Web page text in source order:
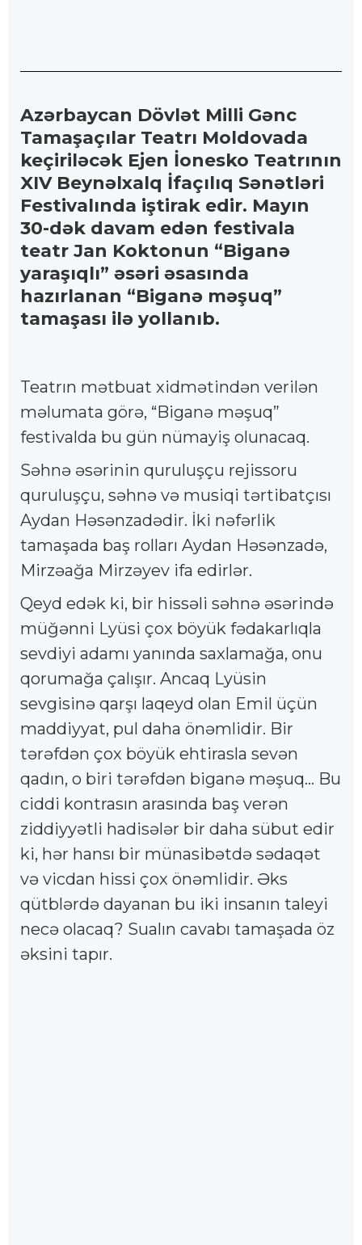
Azərbaycan Dövlət Milli Gənc
Tamaşaçılar Teatrı Moldovada
keçiriləcək Ejen İonesko Teatrının
XIV Beynəlxalq İfaçılıq Sənətləri
Festivalında iştirak edir. Mayın
30-dək davam edən festivala
teatr Jan Koktonun “Biganə
yaraşıqlı” əsəri əsasında
hazırlanan “Biganə məşuq”
tamaşası ilə yollanıb.
Teatrın mətbuat xidmətindən verilən
məlumata görə, “Biganə məşuq”
festivalda bu gün nümayiş olunacaq.
Səhnə əsərinin quruluşçu rejissoru
quruluşçu, səhnə və musiqi tərtibatçısı
Aydan Həsənzadədir. İki nəfərlik
tamaşada baş rolları Aydan Həsənzadə,
Mirzəağa Mirzəyev ifa edirlər.
Qeyd edək ki, bir hissəli səhnə əsərində
müğənni Lyüsi çox böyük fədakarlıqla
sevdiyi adamı yanında saxlamağa, onu
qorumağa çalışır. Ancaq Lyüsin
sevgisinə qarşı laqeyd olan Emil üçün
maddiyyat, pul daha önəmlidir. Bir
tərəfdən çox böyük ehtirasla sevən
qadın, o biri tərəfdən biganə məşuq... Bu
ciddi kontrasın arasında baş verən
ziddiyyətli hadisələr bir daha sübut edir
ki, hər hansı bir münasibətdə sədaqət
və vicdan hissi çox önəmlidir. Əks
qütblərdə dayanan bu iki insanın taleyi
necə olacaq? Sualın cavabı tamaşada öz
əksini tapır.